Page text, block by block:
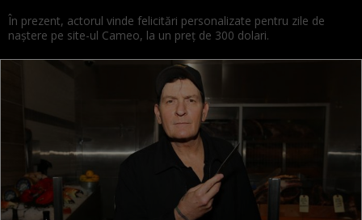
În prezent, actorul vinde felicitări personalizate pentru zile de
naștere pe site-ul Cameo, la un preț de 300 dolari.